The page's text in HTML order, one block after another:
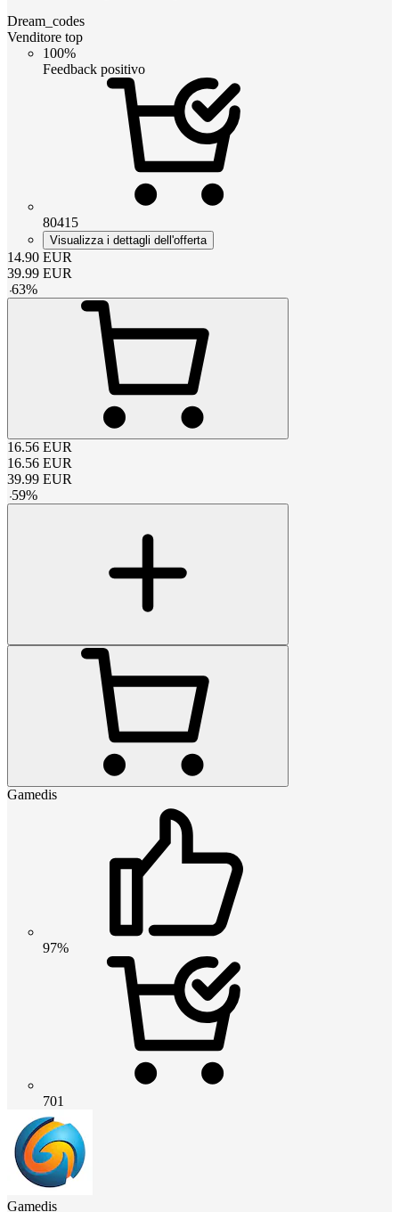
Dream_codes
Venditore top
100%
Feedback positivo
80415
Visualizza i dettagli dell'offerta
14.90 EUR
39.99 EUR
-63%
16.56 EUR
16.56 EUR
39.99 EUR
-59%
Gamedis
97%
701
Gamedis